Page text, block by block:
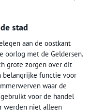
stad
aan de oostkant
oorlog met de Geldersen.
grote zorgen over dit
belangrijke functie voor
waar de
voor de handel
werden niet alleen